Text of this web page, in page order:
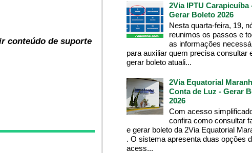
conteúdo de suporte
2Via IPTU Carapicuíba
Gerar Boleto 2026
Nesta quarta-feira, 19,
reunimos os passos e
as informações
para auxiliar quem precisa consultar
gerar boleto atuali...
2Via Equatorial
Conta de Luz - Gerar
2026
Com acesso
confira como consultar
e gerar boleto da 2Via Equatorial
. O sistema apresenta duas opções
acess...